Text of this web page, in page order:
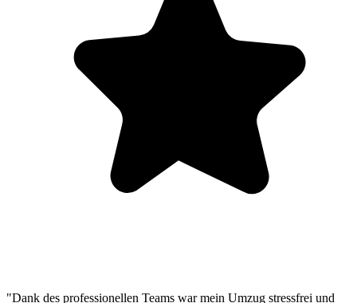
"Dank des professionellen Teams war mein Umzug stressfrei und